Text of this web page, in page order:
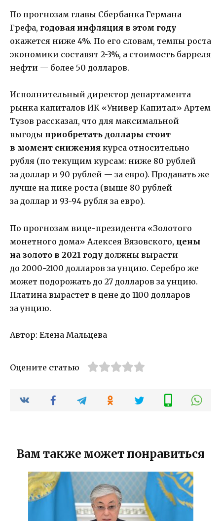
По прогнозам главы Сбербанка Германа
Грефа, годовая инфляция в этом году
окажется ниже 4%. По его словам, темпы роста
экономики составят 2-3%, а стоимость барреля
нефти — более 50 долларов.
Исполнительный директор департамента
рынка капиталов ИК «Универ Капитал» Артем
Тузов рассказал, что для максимальной
выгоды приобретать доллары стоит
в момент снижения курса относительно
рубля (по текущим курсам: ниже 80 рублей
за доллар и 90 рублей — за евро). Продавать же
лучше на пике роста (выше 80 рублей
за доллар и 93-94 рубля за евро).
По прогнозам вице-президента «Золотого
монетного дома» Алексея Вязовского, цены
на золото в 2021 году должны вырасти
до 2000−2100 долларов за унцию. Серебро же
может подорожать до 27 долларов за унцию.
Платина вырастет в цене до 1100 долларов
за унцию.
Автор: Елена Мальцева
Оцените статью
Вам также может понравиться